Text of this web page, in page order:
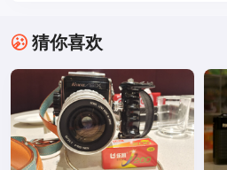
猜你喜欢